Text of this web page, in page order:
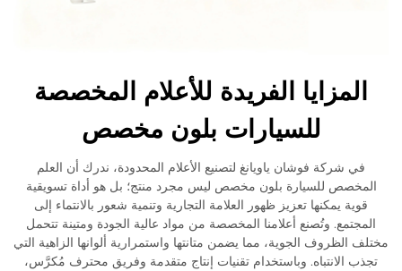
المزايا الفريدة للأعلام المخصصة
للسيارات بلون مخصص
في شركة فوشان ياويانغ لتصنيع الأعلام المحدودة، ندرك أن العلم
المخصص للسيارة بلون مخصص ليس مجرد منتج؛ بل هو أداة تسويقية
قوية يمكنها تعزيز ظهور العلامة التجارية وتنمية شعور بالانتماء إلى
المجتمع. وتُصنع أعلامنا المخصصة من مواد عالية الجودة ومتينة تتحمل
مختلف الظروف الجوية، مما يضمن متانتها واستمرارية ألوانها الزاهية التي
تجذب الانتباه. وباستخدام تقنيات إنتاج متقدمة وفريق محترف مُكرَّس،